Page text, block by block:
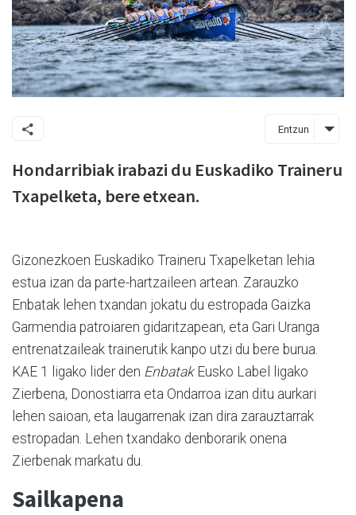
Entzun
Hondarribiak irabazi du Euskadiko Traineru
Txapelketa, bere etxean.
Gizonezkoen Euskadiko Traineru Txapelketan lehia
estua izan da parte-hartzaileen artean. Zarauzko
Enbatak lehen txandan jokatu du estropada Gaizka
Garmendia patroiaren gidaritzapean, eta Gari Uranga
entrenatzaileak trainerutik kanpo utzi du bere burua.
KAE 1 ligako lider den EnbatakEusko Label ligako
Zierbena, Donostiarra eta Ondarroa izan ditu aurkari
lehen saioan, eta laugarrenak izan dira zarauztarrak
estropadan. Lehen txandako denborarik onena
Zierbenak markatu du.
Sailkapena